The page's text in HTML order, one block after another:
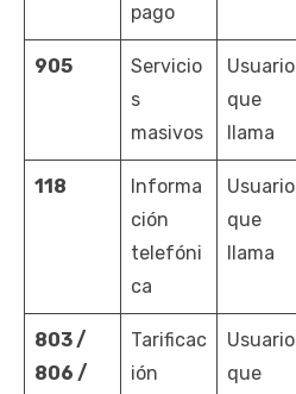
pago
905
Servicio
s
masivos
Usuario
que
llama
118
Informa
ción
telefóni
ca
Usuario
que
llama
803 /
806 /
Tarificac
ión
Usuario
que